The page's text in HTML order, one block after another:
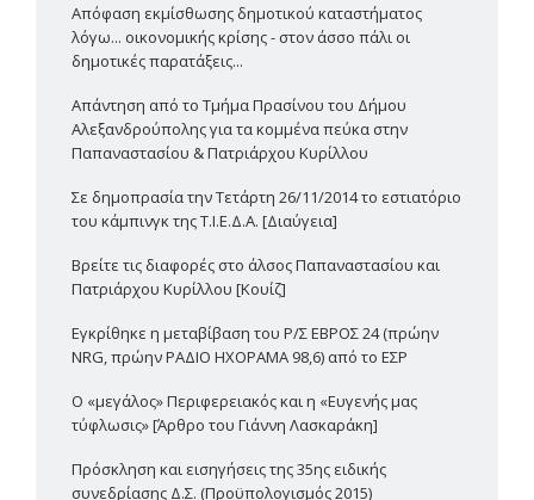
Απόφαση εκμίσθωσης δημοτικού καταστήματος
λόγω... οικονομικής κρίσης - στον άσσο πάλι οι
δημοτικές παρατάξεις...
Απάντηση από το Τμήμα Πρασίνου του Δήμου
Αλεξανδρούπολης για τα κομμένα πεύκα στην
Παπαναστασίου & Πατριάρχου Κυρίλλου
Σε δημοπρασία την Τετάρτη 26/11/2014 το εστιατόριο
του κάμπινγκ της Τ.Ι.Ε.Δ.Α. [Διαύγεια]
Βρείτε τις διαφορές στο άλσος Παπαναστασίου και
Πατριάρχου Κυρίλλου [Κουίζ]
Εγκρίθηκε η μεταβίβαση του Ρ/Σ ΕΒΡΟΣ 24 (πρώην
NRG, πρώην ΡΑΔΙΟ ΗΧΟΡΑΜΑ 98,6) από το ΕΣΡ
Ο «μεγάλος» Περιφερειακός και η «Ευγενής μας
τύφλωσις» [Άρθρο του Γιάννη Λασκαράκη]
Πρόσκληση και εισηγήσεις της 35ης ειδικής
συνεδρίασης Δ.Σ. (Προϋπολογισμός 2015)